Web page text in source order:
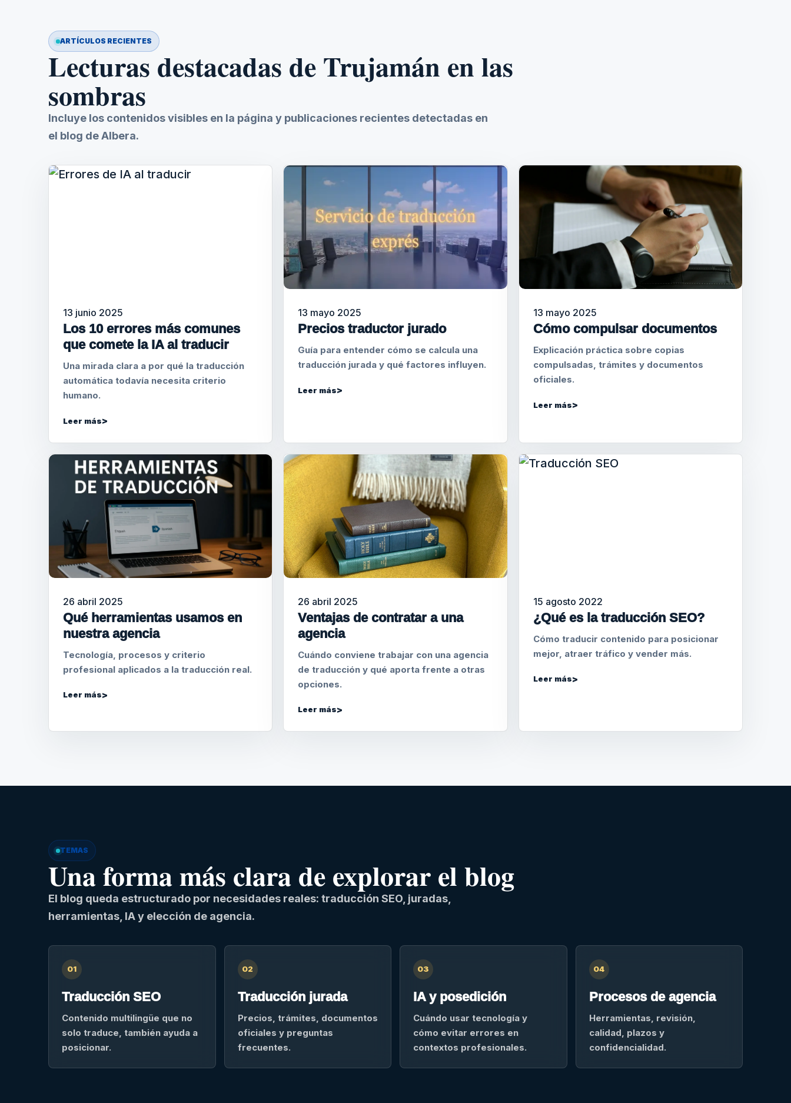
ARTÍCULOS RECIENTES
Lecturas destacadas de Trujamán en las
sombras
Incluye los contenidos visibles en la página y publicaciones recientes detectadas en
el blog de Albera.
13 junio 2025
Los 10 errores más comunes
que comete la IA al traducir
Una mirada clara a por qué la traducción
automática todavía necesita criterio
humano.
Leer más
13 mayo 2025
Precios traductor jurado
Guía para entender cómo se calcula una
traducción jurada y qué factores influyen.
Leer más
13 mayo 2025
Cómo compulsar documentos
Explicación práctica sobre copias
compulsadas, trámites y documentos
oficiales.
Leer más
26 abril 2025
Qué herramientas usamos en
nuestra agencia
Tecnología, procesos y criterio
profesional aplicados a la traducción real.
Leer más
26 abril 2025
Ventajas de contratar a una
agencia
Cuándo conviene trabajar con una agencia
de traducción y qué aporta frente a otras
opciones.
Leer más
15 agosto 2022
¿Qué es la traducción SEO?
Cómo traducir contenido para posicionar
mejor, atraer tráfico y vender más.
Leer más
TEMAS
Una forma más clara de explorar el blog
El blog queda estructurado por necesidades reales: traducción SEO, juradas,
herramientas, IA y elección de agencia.
01
Traducción SEO
Contenido multilingüe que no
solo traduce, también ayuda a
posicionar.
02
Traducción jurada
Precios, trámites, documentos
oficiales y preguntas
frecuentes.
03
IA y posedición
Cuándo usar tecnología y
cómo evitar errores en
contextos profesionales.
04
Procesos de agencia
Herramientas, revisión,
calidad, plazos y
confidencialidad.